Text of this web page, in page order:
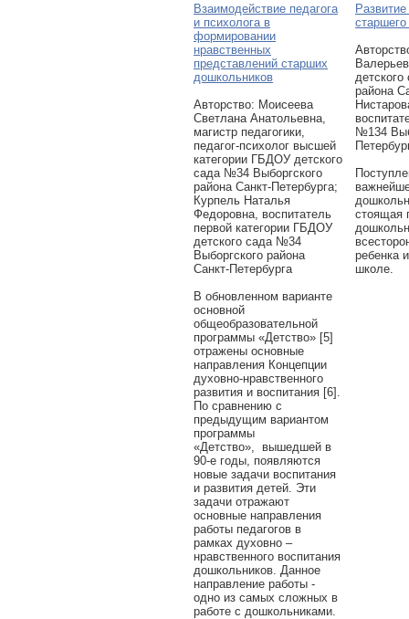
Взаимодействие педагога
и психолога в
формировании
нравственных
представлений старших
дошкольников
Авторcтво: Моисеева
Светлана Анатольевна,
магистр педагогики,
педагог-психолог высшей
категории ГБДОУ детского
сада №34 Выборгского
района Санкт-Петербурга;
Курпель Наталья
Федоровна, воспитатель
первой категории ГБДОУ
детского сада №34
Выборгского района
Санкт-Петербурга
В обновленном варианте
основной
общеобразовательной
программы «Детство» [5]
отражены основные
направления Концепции
духовно-нравственного
развития и воспитания [6].
По сравнению с
предыдущим вариантом
программы
«Детство», вышедшей в
90-е годы, появляются
новые задачи воспитания
и развития детей. Эти
задачи отражают
основные направления
работы педагогов в
рамках духовно –
нравственного воспитания
дошкольников. Данное
направление работы -
одно из самых сложных в
работе с дошкольниками.
района
№134
стоящая
ребенка
школе.